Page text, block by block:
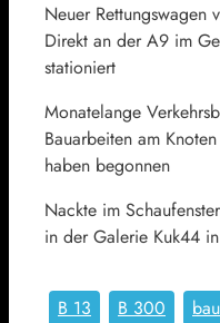
Neuer Rettungswagen
Direkt an der A9 im
stationiert
Monatelange
Bauarbeiten am
haben begonnen
Nackte im
in der Galerie Kuk44
B 13 B 300